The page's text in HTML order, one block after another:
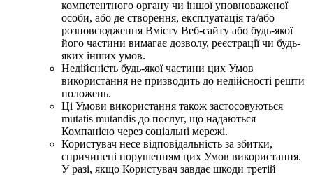
компетентного органу чи іншої уповноваженої
особи, або де створення, експлуатація та/або
розповсюдження Вмісту Веб-сайту або будь-якої
його частини вимагає дозволу, реєстрації чи будь-
яких інших умов.
Недійсність будь-якої частини цих Умов
використання не призводить до недійсності решти
положень.
Ці Умови використання також застосовуються
mutatis mutandis до послуг, що надаються
Компанією через соціальні мережі.
Користувач несе відповідальність за збитки,
спричинені порушенням цих Умов використання.
У разі, якщо Користувач завдає шкоди третій